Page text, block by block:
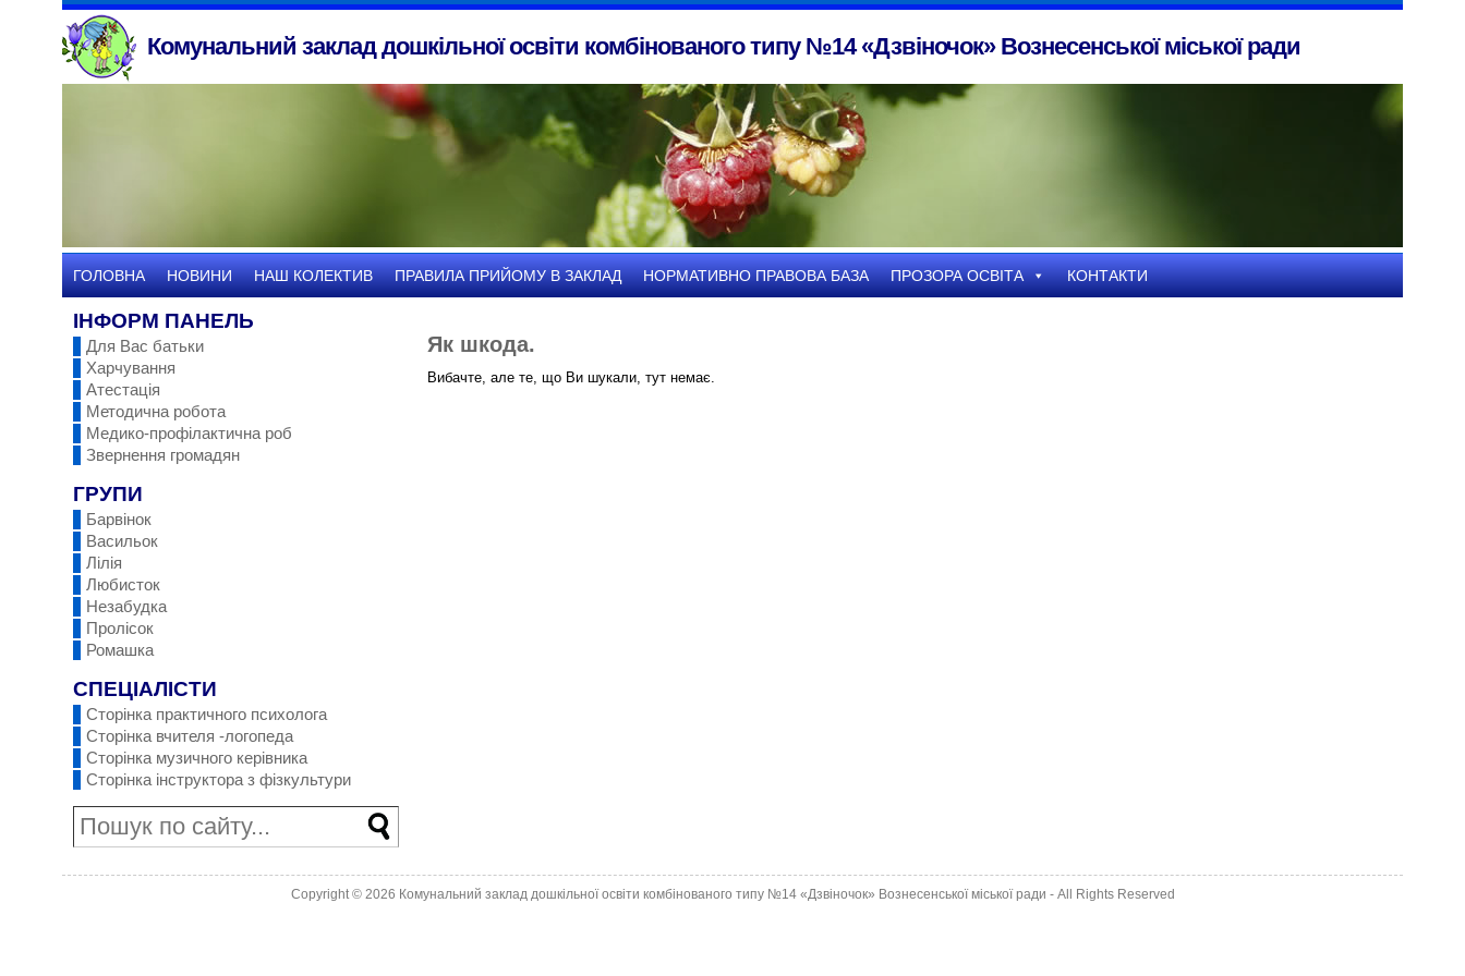
Комунальний заклад дошкільної освіти комбінованого типу №14 «Дзвіночок» Вознесенської міської ради
ГОЛОВНА НОВИНИ НАШ КОЛЕКТИВ ПРАВИЛА ПРИЙОМУ В ЗАКЛАД НОРМАТИВНО ПРАВОВА БАЗА ПРОЗОРА ОСВІТА КОНТАКТИ
ІНФОРМ ПАНЕЛЬ
Для Вас батьки
Харчування
Атестація
Методична робота
Медико-профілактична роб
Звернення громадян
ГРУПИ
Барвінок
Васильок
Лілія
Любисток
Незабудка
Пролісок
Ромашка
СПЕЦІАЛІСТИ
Сторінка практичного психолога
Сторінка вчителя -логопеда
Сторінка музичного керівника
Сторінка інструктора з фізкультури
Як шкода.
Вибачте, але те, що Ви шукали, тут немає.
Copyright © 2026 Комунальний заклад дошкільної освіти комбінованого типу №14 «Дзвіночок» Вознесенської міської ради - All Rights Reserved